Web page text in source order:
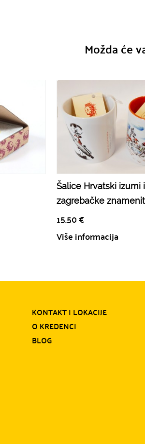
Možda će
Šalice Hrvatski izumi i
zagrebačke
15.50€
Više informacija
KONTAKT I LOKACIJE
O KREDENCI
BLOG